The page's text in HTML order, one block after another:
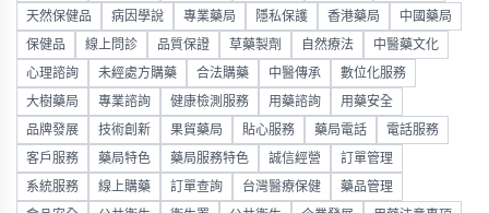
天然保健品 病因學說 專業藥局 隱私保護 香港藥局 中國藥局
保健品 線上問診 品質保證 草藥製劑 自然療法 中醫藥文化
心理諮詢 未經處方購藥 合法購藥 中醫傳承 數位化服務
大樹藥局 專業諮詢 健康檢測服務 用藥諮詢 用藥安全
品牌發展 技術創新 果貿藥局 貼心服務 藥局電話 電話服務
客戶服務 藥局特色 藥局服務特色 誠信經營 訂單管理
系統服務 線上購藥 訂單查詢 台灣醫療保健 藥品管理